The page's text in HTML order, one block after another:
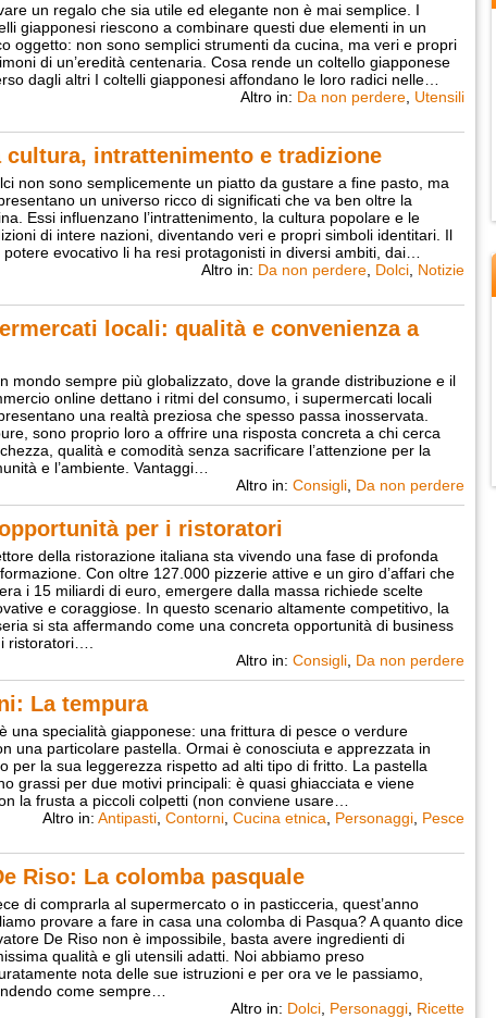
un regalo che sia utile ed elegante non è mai semplice. I
giapponesi riescono a combinare questi due elementi in un
oggetto: non sono semplici strumenti da cucina, ma veri e propri
di un’eredità centenaria. Cosa rende un coltello giapponese
dagli altri I coltelli giapponesi affondano le loro radici nelle…
Altro in: Da non perdere Utensili
intrattenimento e tradizione
non sono semplicemente un piatto da gustare a fine pasto, ma
un universo ricco di significati che va ben oltre la
Essi influenzano l’intrattenimento, la cultura popolare e le
di intere nazioni, diventando veri e propri simboli identitari. Il
potere evocativo li ha resi protagonisti in diversi ambiti, dai…
Altro in: Da non perdere Dolci Notizie
locali: qualità e convenienza a
mondo sempre più globalizzato, dove la grande distribuzione e il
online dettano i ritmi del consumo, i supermercati locali
una realtà preziosa che spesso passa inosservata.
sono proprio loro a offrire una risposta concreta a chi cerca
qualità e comodità senza sacrificare l’attenzione per la
e l’ambiente. Vantaggi…
Altro in: Consigli Da non perdere
per i ristoratori
della ristorazione italiana sta vivendo una fase di profonda
Con oltre 127.000 pizzerie attive e un giro d’affari che
i 15 miliardi di euro, emergere dalla massa richiede scelte
e coraggiose. In questo scenario altamente competitivo, la
si sta affermando come una concreta opportunità di business
ristoratori….
Altro in: Consigli Da non perdere
La tempura
una specialità giapponese: una frittura di pesce o verdure
una particolare pastella. Ormai è conosciuta e apprezzata in
per la sua leggerezza rispetto ad alti tipo di fritto. La pastella
grassi per due motivi principali: è quasi ghiacciata e viene
la frusta a piccoli colpetti (non conviene usare…
Altro in: Antipasti Contorni Cucina etnica Personaggi Pesce
Riso: La colomba pasquale
di comprarla al supermercato o in pasticceria, quest’anno
provare a fare in casa una colomba di Pasqua? A quanto dice
De Riso non è impossibile, basta avere ingredienti di
qualità e gli utensili adatti. Noi abbiamo preso
nota delle sue istruzioni e per ora ve le passiamo,
come sempre…
Altro in: Dolci Personaggi Ricette